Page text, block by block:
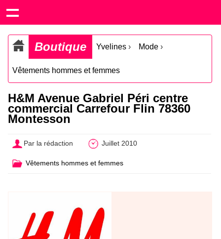
Boutique Yvelines › Mode ›
Vêtements hommes et femmes
H&M Avenue Gabriel Péri centre
commercial Carrefour Flin 78360
Montesson
Par la rédaction Juillet 2010
Vêtements hommes et femmes